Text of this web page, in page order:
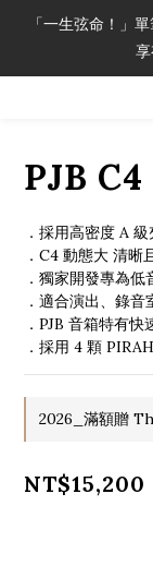
「一生弦命！」
「一生弦命！」
加入會員即領
「一生弦命！」
PJB C4
．採用高密度 A
．C4 動態大 清晰
．獨家開發專為
．適合演出、錄
．PJB 音箱特有
．採用 4 顆
2026_滿額贈
NT$15,200